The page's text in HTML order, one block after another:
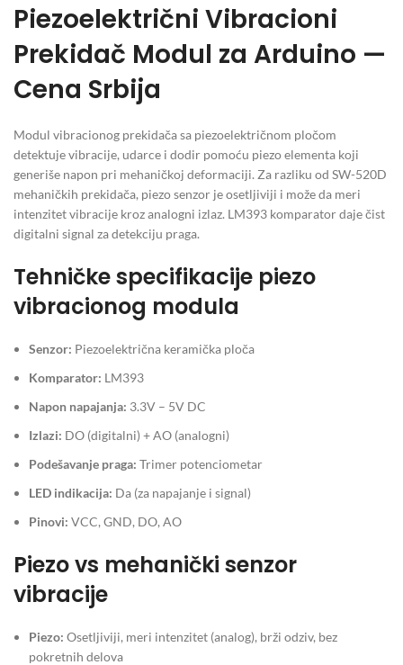
Piezoelektrični Vibracioni
Prekidač Modul za Arduino —
Cena Srbija
Modul vibracionog prekidača sa piezoelektričnom pločom
detektuje vibracije, udarce i dodir pomoću piezo elementa koji
generiše napon pri mehaničkoj deformaciji. Za razliku od SW-520D
mehaničkih prekidača, piezo senzor je osetljiviji i može da meri
intenzitet vibracije kroz analogni izlaz. LM393 komparator daje čist
digitalni signal za detekciju praga.
Tehničke specifikacije piezo
vibracionog modula
Senzor: Piezoelektrična keramička ploča
Komparator: LM393
Napon napajanja: 3.3V – 5V DC
Izlazi: DO (digitalni) + AO (analogni)
Podešavanje praga: Trimer potenciometar
LED indikacija: Da (za napajanje i signal)
Pinovi: VCC, GND, DO, AO
Piezo vs mehanički senzor
vibracije
Piezo: Osetljiviji, meri intenzitet (analog), brži odziv, bez
pokretnih delova